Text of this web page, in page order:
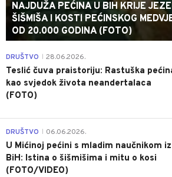
NAJDUŽA PEĆINA U BIH KRIJE
ŠIŠMIŠA I KOSTI PEĆINSKOG
OD 20.000 GODINA (FOTO)
DRUŠTVO 28.06.2026.
Teslić čuva praistoriju: Rastuška
kao svjedok života neandertalaca
(FOTO)
DRUŠTVO 06.06.2026.
U Mićinoj pećini s mladim naučnikom iz
BiH: Istina o šišmišima i mitu o kosi
(FOTO/VIDEO)